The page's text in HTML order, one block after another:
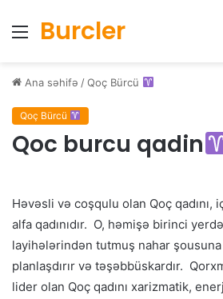
Menyu
Burcler
Ana səhifə /Qoç Bürcü
Qoç Bürcü
Qoc burcu qadin
Həvəsli və coşqulu olan Qoç qadını,
alfa qadınıdır. O, həmişə birinci
layihələrindən tutmuş nahar
planlaşdırır və təşəbbüskardır.
lider olan Qoç qadını xarizmatik,